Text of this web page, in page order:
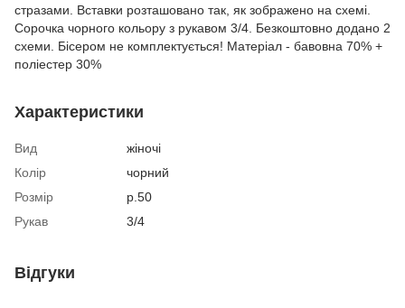
стразами. Вставки розташовано так, як зображено на схемі.
Сорочка чорного кольору з рукавом 3/4. Безкоштовно додано 2
схеми. Бісером не комплектується! Матеріал - бавовна 70% +
поліестер 30%
Характеристики
Вид
жіночі
Колір
чорний
Розмір
р.50
Рукав
3/4
Відгуки